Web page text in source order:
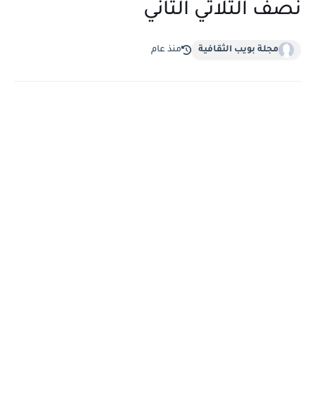
نصف الثلاثي الثاني
مجلة بويب الثقافية منذ عام